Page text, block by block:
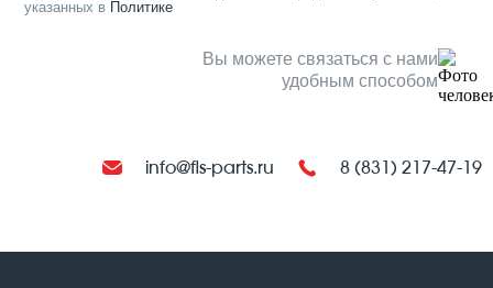
указанных в Политике
Вы можете связаться с нами
удобным способом
info@fls-parts.ru 8 (831) 217-47-19